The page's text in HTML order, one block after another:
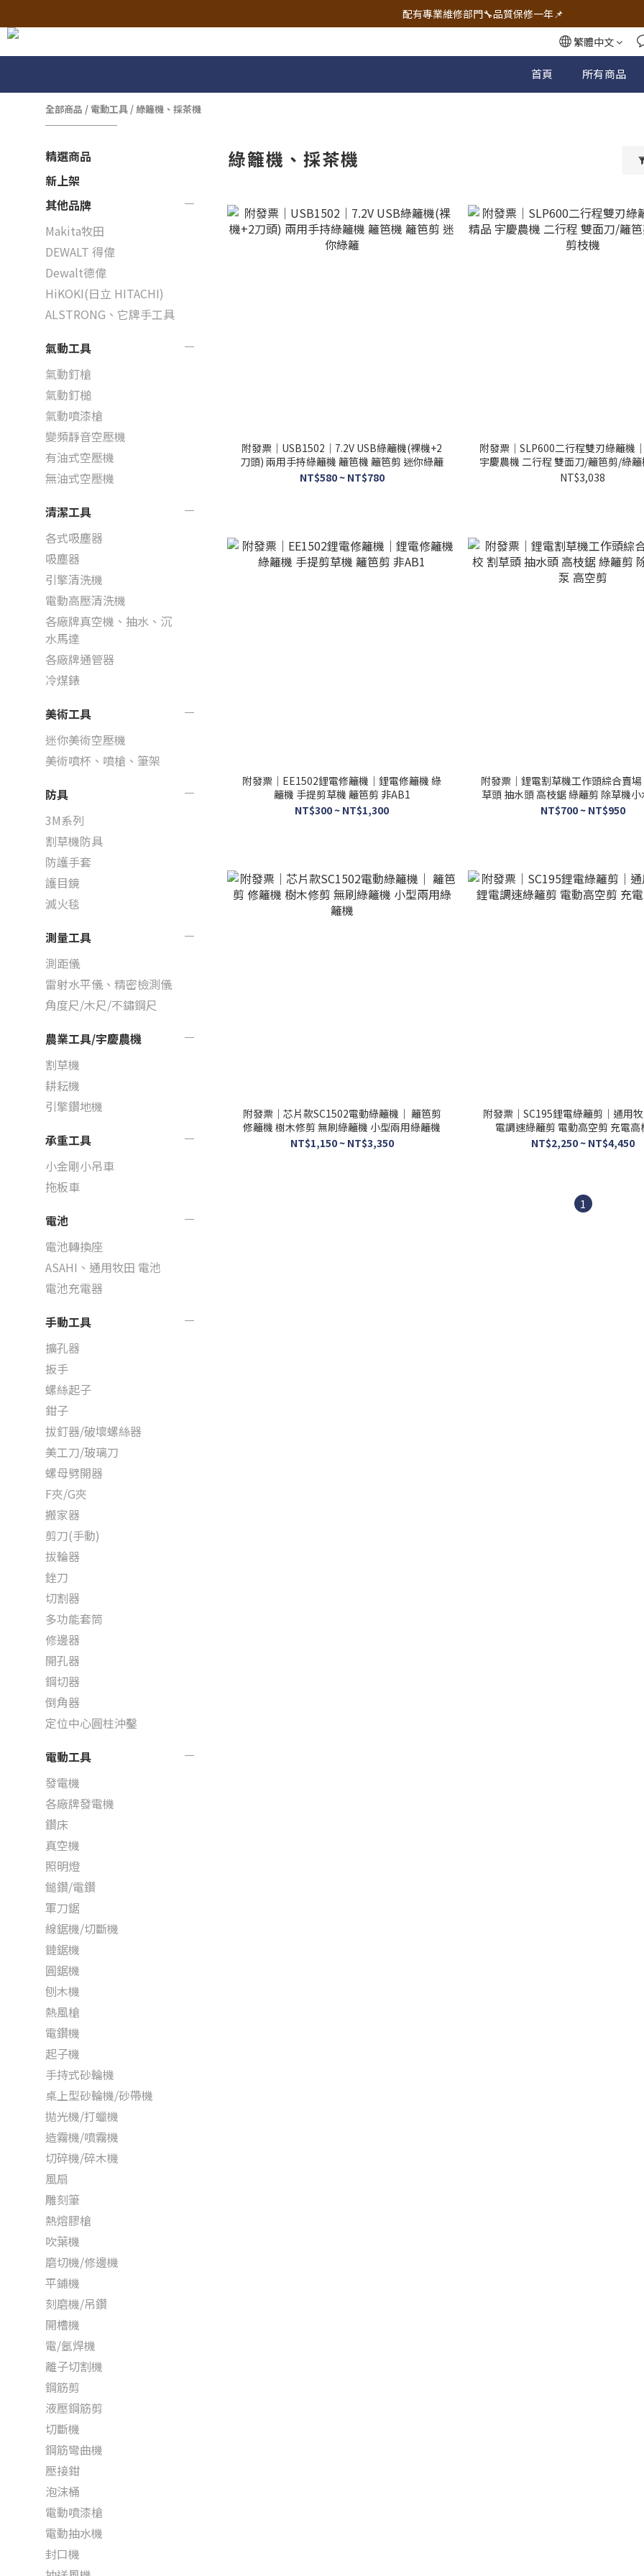
🔧電動工具&五金唯一首選 宇慶五金網拍🔧
配有專業維修部門🔧品質保修一年📌
🔧電動工具&五金唯一首選 宇慶五金網拍🔧繁體中文
首頁 所有商品
全部商品 /電動工具 /綠籬機、採茶機
精選商品
新上架
其他品牌
Makita牧田
DEWALT 得偉
Dewalt德偉
HiKOKI(日立 HITACHI)
ALSTRONG、它牌手工具
氣動工具
氣動釘槍
氣動釘槌
氣動噴漆槍
變頻靜音空壓機
有油式空壓機
無油式空壓機
清潔工具
各式吸塵器
吸塵器
引擎清洗機
電動高壓清洗機
各廠牌真空機、抽水、沉
水馬達
各廠牌通管器
冷煤錶
美術工具
迷你美術空壓機
美術噴杯、噴槍、筆架
防具
3M系列
割草機防具
防護手套
護目鏡
滅火毯
測量工具
測距儀
雷射水平儀、精密檢測儀
角度尺/木尺/不鏽鋼尺
農業工具/宇慶農機
割草機
耕耘機
引擎鑽地機
承重工具
小金剛小吊車
拖板車
電池
電池轉換座
ASAHI、通用牧田 電池
電池充電器
手動工具
擴孔器
扳手
螺絲起子
鉗子
拔釘器/破壞螺絲器
美工刀/玻璃刀
螺母劈開器
F夾/G夾
搬家器
剪刀(手動)
拔輪器
銼刀
切割器
多功能套筒
修邊器
開孔器
鋼切器
倒角器
定位中心圓柱沖鑿
電動工具
發電機
各廠牌發電機
鑽床
真空機
照明燈
鎚鑽/電鑽
軍刀鋸
線鋸機/切斷機
鏈鋸機
圓鋸機
刨木機
熱風槍
電鑽機
起子機
手持式砂輪機
桌上型砂輪機/砂帶機
拋光機/打蠟機
造霧機/噴霧機
切碎機/碎木機
風扇
雕刻筆
熱熔膠槍
吹葉機
磨切機/修邊機
平鋪機
刻磨機/吊鑽
開槽機
電/氬焊機
離子切割機
鋼筋剪
液壓鋼筋剪
切斷機
鋼筋彎曲機
壓接鉗
泡沫桶
電動噴漆槍
電動抽水機
封口機
綠籬機、採茶機
附發票｜USB1502｜7.2V USB綠籬機(裸機+2
刀頭) 兩用手持綠籬機 籬笆機 籬笆剪 迷你綠籬
NT$580 ~ NT$780
附發票｜SLP600二行程雙刃綠籬機
宇慶農機 二行程 雙面刀/籬笆剪/綠
NT$3,038
附發票｜EE1502鋰電修籬機｜鋰電修籬機 綠
籬機 手提剪草機 籬笆剪 非AB1
NT$300 ~ NT$1,300
附發票｜鋰電割草機工作頭綜合賣
草頭 抽水頭 高枝鋸 綠籬剪 除草機小
剪
NT$700 ~ NT$950
附發票｜芯片款SC1502電動綠籬機｜ 籬笆剪
修籬機 樹木修剪 無刷綠籬機 小型兩用綠籬機
NT$1,150 ~ NT$3,350
附發票｜SC195鋰電綠籬剪｜通用
電調速綠籬剪 電動高空剪 充電高
NT$2,250 ~ NT$4,450
1